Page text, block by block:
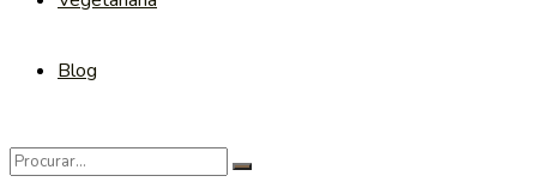
Blog